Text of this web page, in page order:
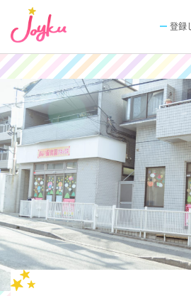
ン
ツ
へ
キ
ッ
プ
JOBS
求人情報
FACILITIES
施設 エンタ
新規登録 ログイン
登録